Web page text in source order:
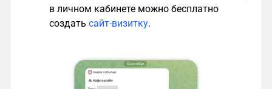
в личном кабинете можно бесплатно
создать сайт-визитку.